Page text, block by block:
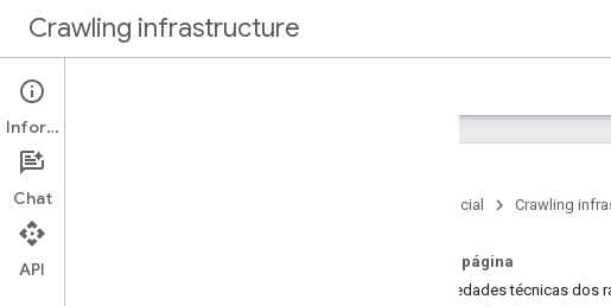
Crawling infrastructure
Introdução
Google
Página inicial Crawling
Nesta página
Propriedades técnicas dos
Informações
Chat
API